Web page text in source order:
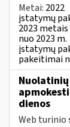
Metai: 2022
įstatymų
2023
nuo 2023 m.
įstatymų
pakeitimai
dienos
Web turinio